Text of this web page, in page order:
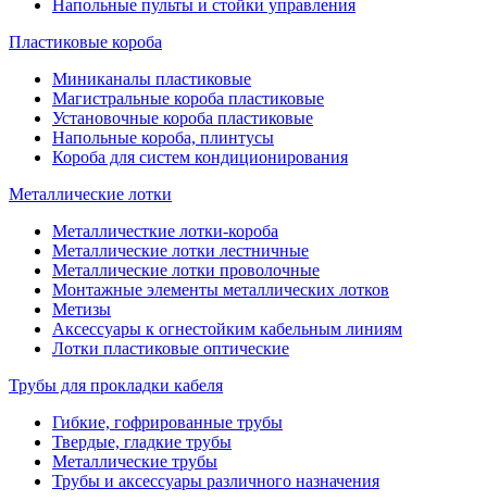
Напольные пульты и стойки управления
Пластиковые короба
Миниканалы пластиковые
Магистральные короба пластиковые
Установочные короба пластиковые
Напольные короба, плинтусы
Короба для систем кондиционирования
Металлические лотки
Металличесткие лотки-короба
Металлические лотки лестничные
Металлические лотки проволочные
Монтажные элементы металлических лотков
Метизы
Аксессуары к огнестойким кабельным линиям
Лотки пластиковые оптические
Трубы для прокладки кабеля
Гибкие, гофрированные трубы
Твердые, гладкие трубы
Металлические трубы
Трубы и аксессуары различного назначения